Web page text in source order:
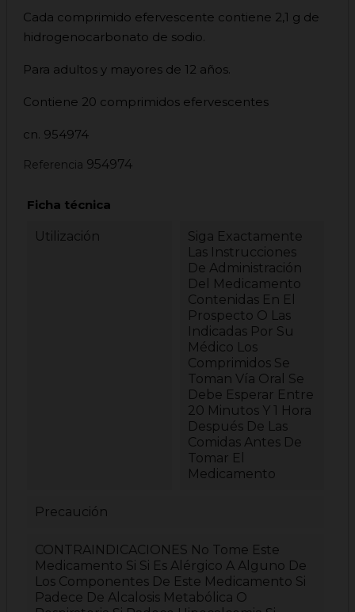
Cada comprimido efervescente contiene 2,1 g de
hidrogenocarbonato de sodio.
Para adultos y mayores de 12 años.
Contiene 20 comprimidos efervescentes
cn. 954974
Referencia 954974
Ficha técnica
Utilización
Siga Exactamente
Las Instrucciones
De Administración
Del Medicamento
Contenidas En El
Prospecto O Las
Indicadas Por Su
Médico Los
Comprimidos Se
Toman Vía Oral Se
Debe Esperar Entre
20 Minutos Y 1 Hora
Después De Las
Comidas Antes De
Tomar El
Medicamento
Precaución
CONTRAINDICACIONES No Tome Este
Medicamento Si Si Es Alérgico A Alguno De
Los Componentes De Este Medicamento Si
Padece De Alcalosis Metabólica O